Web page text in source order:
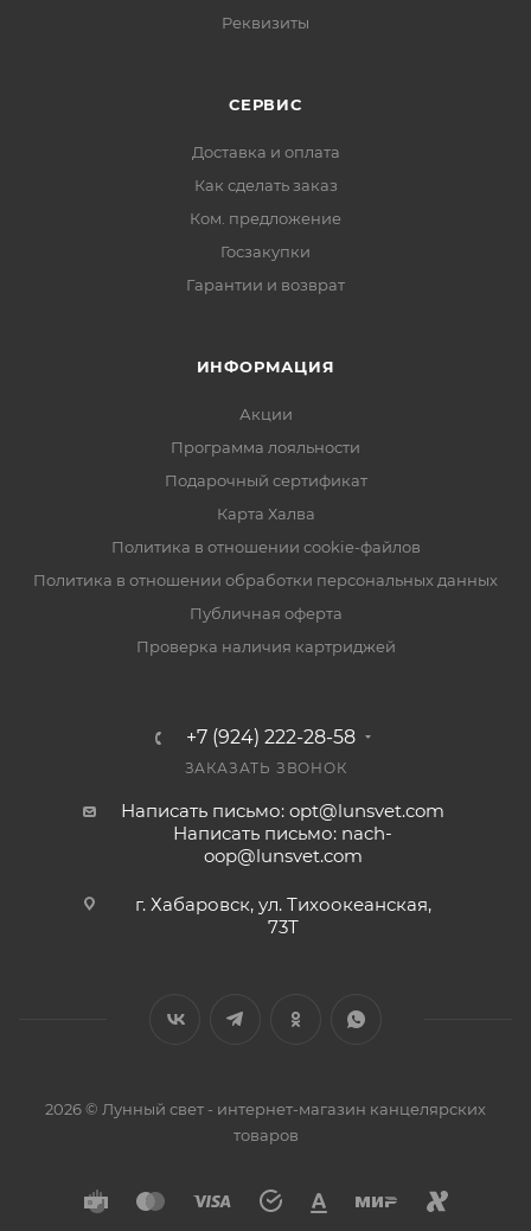
Реквизиты
СЕРВИС
Доставка и оплата
Как сделать заказ
Ком. предложение
Госзакупки
Гарантии и возврат
ИНФОРМАЦИЯ
Акции
Программа лояльности
Подарочный сертификат
Карта Халва
Политика в отношении cookie-файлов
Политика в отношении обработки персональных данных
Публичная оферта
Проверка наличия картриджей
+7 (924) 222-28-58
ЗАКАЗАТЬ ЗВОНОК
Написать письмо: opt@lunsvet.com
Написать письмо: nach-
oop@lunsvet.com
г. Хабаровск, ул. Тихоокеанская,
73Т
2026 © Лунный свет - интернет-магазин канцелярских
товаров